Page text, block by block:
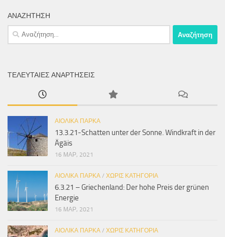
ΑΝΑΖΉΤΗΣΗ
Αναζήτηση
για:
ΤΕΛΕΥΤΑΊΕΣ ΑΝΑΡΤΉΣΕΙΣ
ΑΙΟΛΙΚΆ ΠΆΡΚΑ
13.3.21-Schatten unter der Sonne. Windkraft in der
Ägäis
16 ΜΑΡ, 2021
ΑΙΟΛΙΚΆ ΠΆΡΚΑ / ΧΩΡΊΣ ΚΑΤΗΓΟΡΊΑ
6.3.21 – Griechenland: Der hohe Preis der grünen
Energie
16 ΜΑΡ, 2021
ΑΙΟΛΙΚΆ ΠΆΡΚΑ / ΧΩΡΊΣ ΚΑΤΗΓΟΡΊΑ